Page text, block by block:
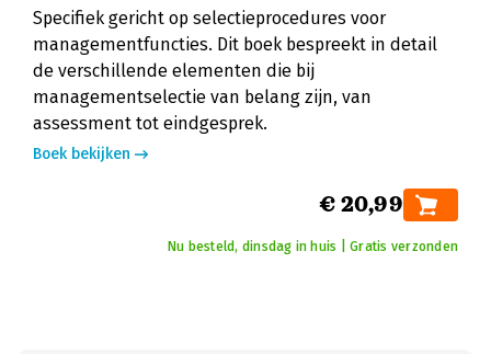
Specifiek gericht op selectieprocedures voor
managementfuncties. Dit boek bespreekt in detail
de verschillende elementen die bij
managementselectie van belang zijn, van
assessment tot eindgesprek.
Boek bekijken
€ 20,99
Nu besteld, dinsdag in huis | Gratis verzonden